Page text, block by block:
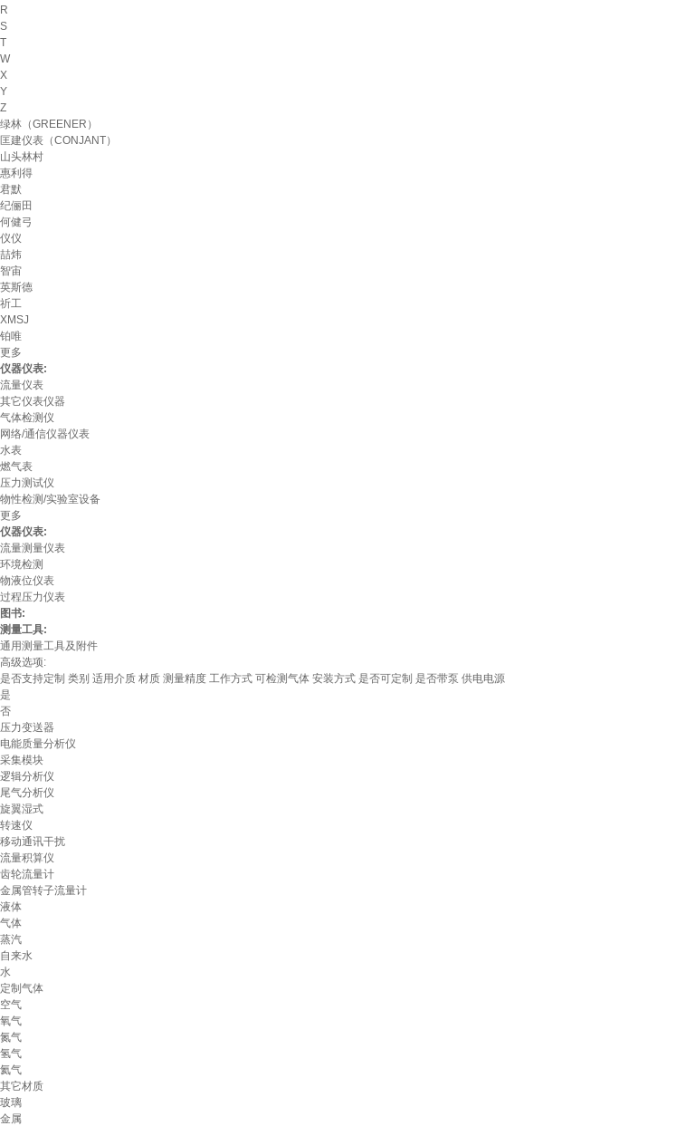
R
S
T
W
X
Y
Z
绿林（GREENER）
匡建仪表（CONJANT）
山头林村
惠利得
君默
纪俪田
何健弓
仪仪
喆炜
智宙
英斯德
祈工
XMSJ
铂唯
更多
仪器仪表:
流量仪表
其它仪表仪器
气体检测仪
网络/通信仪器仪表
水表
燃气表
压力测试仪
物性检测/实验室设备
更多
仪器仪表:
流量测量仪表
环境检测
物液位仪表
过程压力仪表
图书:
测量工具:
通用测量工具及附件
高级选项:
是否支持定制 类别 适用介质 材质 测量精度 工作方式 可检测气体 安装方式 是否可定制 是否带泵 供电电源
是
否
压力变送器
电能质量分析仪
采集模块
逻辑分析仪
尾气分析仪
旋翼湿式
转速仪
移动通讯干扰
流量积算仪
齿轮流量计
金属管转子流量计
液体
气体
蒸汽
自来水
水
定制气体
空气
氧气
氮气
氢气
氦气
其它材质
玻璃
金属